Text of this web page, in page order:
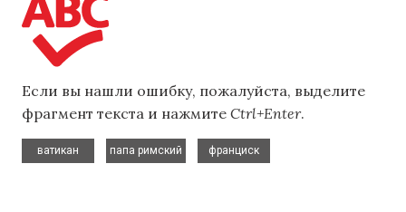
Если вы нашли ошибку, пожалуйста, выделите
фрагмент текста и нажмите Ctrl+Enter.
ватикан
папа римский
франциск